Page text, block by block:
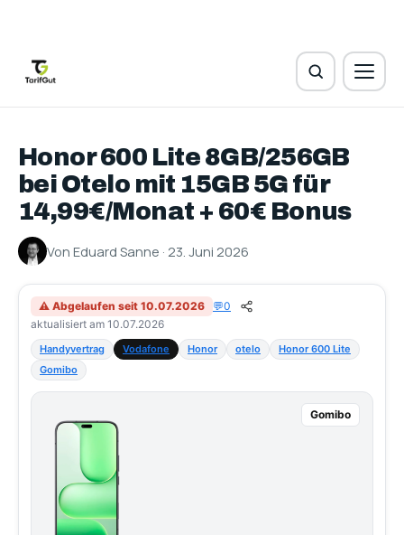
Honor 600 Lite 8GB/256GB
bei Otelo mit 15GB 5G für
14,99€/Monat + 60€ Bonus
Von Eduard Sanne · 23. Juni 2026
⚠ Abgelaufen seit 10.07.2026 💬0
aktualisiert am 10.07.2026
Handyvertrag Vodafone Honor otelo
Honor 600 Lite
Gomibo
Gomibo